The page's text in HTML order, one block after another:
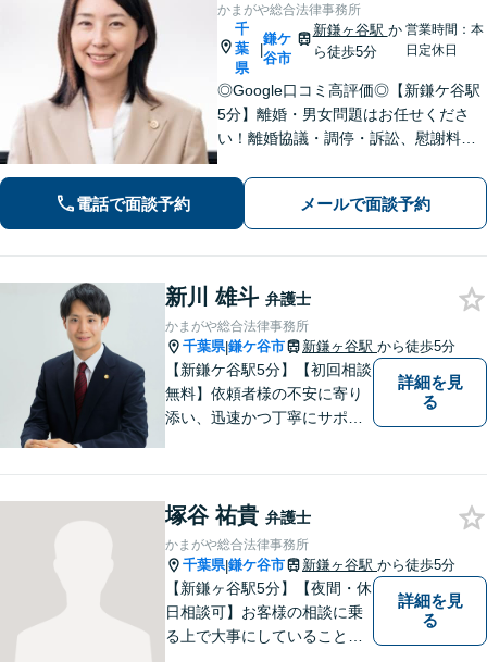
かまがや総合法律事務所
千
葉
県
|
鎌ケ
谷市
新鎌ヶ谷駅 か
ら徒歩5分
営業時間：本
日定休日
◎Google口コミ高評価◎【新鎌ケ谷駅
5分】離婚・男女問題はお任せくださ
い！離婚協議・調停・訴訟、慰謝料、
向けた新たな一歩を、弁護士が丁寧に
サポートします。お気軽にご相談くだ
さい【オンライン面談可】
電話で面談予約 メールで面談予約
新川 雄斗 弁護士
かまがや総合法律事務所
千葉県|鎌ケ谷市 新鎌ヶ谷駅 から徒歩5分
【新鎌ケ谷駅5分】【初回相談
無料】依頼者様の不安に寄り
添い、迅速かつ丁寧にサポー
ます！お困りごとがございま
したら、どうぞお気軽にご相
談ください。
詳細を見
る
塚谷 祐貴 弁護士
かまがや総合法律事務所
千葉県|鎌ケ谷市 新鎌ヶ谷駅 から徒歩5分
【新鎌ヶ谷駅5分】【夜間・休
日相談可】お客様の相談に乗
る上で大事にしていることは
詳細を見
る